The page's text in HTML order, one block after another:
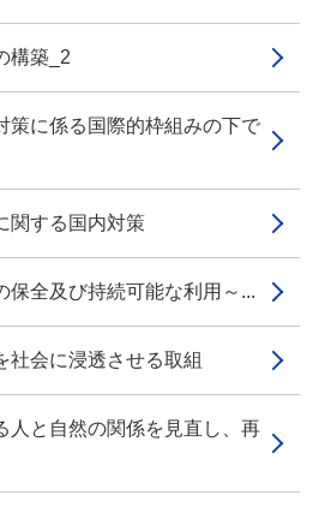
構築_2
に係る国際的枠組みの下で
する国内対策
全及び持続可能な利用～...
会に浸透させる取組
と自然の関係を見直し、再